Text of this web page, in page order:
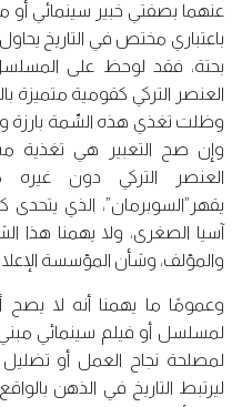
عنهما بصفتي خبير سينمائي أو
باعتباري مختص في التاريخ
بحتة، فقد لوحظ على المسلسل
العنصر التركي كقومية متميزة
وظلت تغذي هذه السِّمة
وإن صح التعبير هي تغذية
العنصر التركي دون
يقهر”السوبرمان”، الذي
آسيا الصغرى، ولا يهمنا هذا
والمؤلف، وشأن المؤسسة
وعمومًا ما يهمنا أنه لا
لمسلسل أو فيلم سينمائي مبني
لمصلحة نجاح العمل أو
ليرتبط التاريخ في الذهن